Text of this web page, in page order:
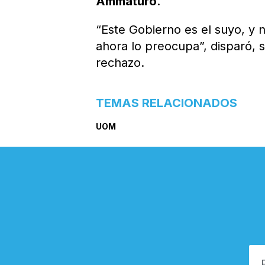
“Este Gobierno es el suyo, y
ahora lo preocupa”, disparó,
rechazo.
TEMAS RELACIONADOS
UOM